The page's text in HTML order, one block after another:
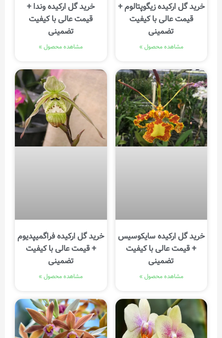
خرید گل ارکیده زیگوپتالوم +
قیمت عالی با کیفیت
تضمینی
مشاهده محصول »
خرید گل ارکیده وندا +
قیمت عالی با کیفیت
تضمینی
مشاهده محصول »
خرید گل ارکیده سایکوسیس
+ قیمت عالی با کیفیت
تضمینی
مشاهده محصول »
خرید گل ارکیده فراگمیپدیوم
+ قیمت عالی با کیفیت
تضمینی
مشاهده محصول »